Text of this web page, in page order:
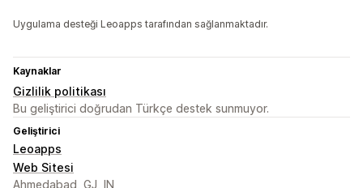
Uygulama desteği Leoapps tarafından sağlanmaktadır.
Kaynaklar
Gizlilik politikası
Bu geliştirici doğrudan Türkçe destek sunmuyor.
Geliştirici
Leoapps
Web Sitesi
Ahmedabad, GJ, IN